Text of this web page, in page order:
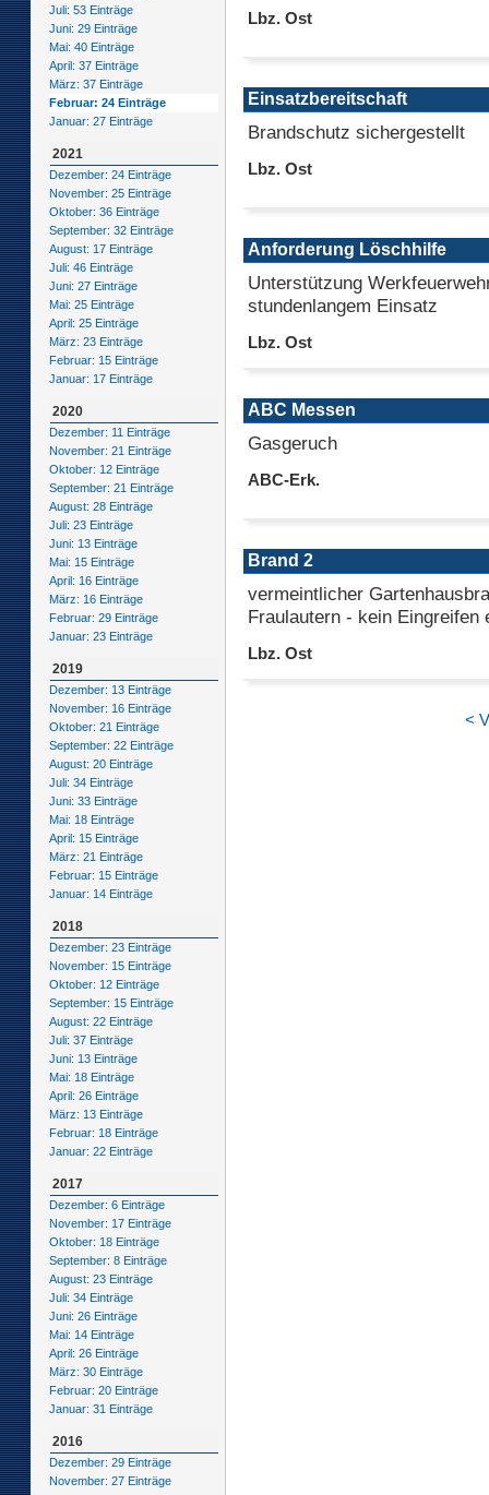
Juli: 53 Einträge
Juni: 29 Einträge
Mai: 40 Einträge
April: 37 Einträge
März: 37 Einträge
Februar: 24 Einträge
Januar: 27 Einträge
2021
Dezember: 24 Einträge
November: 25 Einträge
Oktober: 36 Einträge
September: 32 Einträge
August: 17 Einträge
Juli: 46 Einträge
Juni: 27 Einträge
Mai: 25 Einträge
April: 25 Einträge
März: 23 Einträge
Februar: 15 Einträge
Januar: 17 Einträge
2020
Dezember: 11 Einträge
November: 21 Einträge
Oktober: 12 Einträge
September: 21 Einträge
August: 28 Einträge
Juli: 23 Einträge
Juni: 13 Einträge
Mai: 15 Einträge
April: 16 Einträge
März: 16 Einträge
Februar: 29 Einträge
Januar: 23 Einträge
2019
Dezember: 13 Einträge
November: 16 Einträge
Oktober: 21 Einträge
September: 22 Einträge
August: 20 Einträge
Juli: 34 Einträge
Juni: 33 Einträge
Mai: 18 Einträge
April: 15 Einträge
März: 21 Einträge
Februar: 15 Einträge
Januar: 14 Einträge
2018
Dezember: 23 Einträge
November: 15 Einträge
Oktober: 12 Einträge
September: 15 Einträge
August: 22 Einträge
Juli: 37 Einträge
Juni: 13 Einträge
Mai: 18 Einträge
April: 26 Einträge
März: 13 Einträge
Februar: 18 Einträge
Januar: 22 Einträge
2017
Dezember: 6 Einträge
November: 17 Einträge
Oktober: 18 Einträge
September: 8 Einträge
August: 23 Einträge
Juli: 34 Einträge
Juni: 26 Einträge
Mai: 14 Einträge
April: 26 Einträge
März: 30 Einträge
Februar: 20 Einträge
Januar: 31 Einträge
2016
Dezember: 29 Einträge
November: 27 Einträge
Lbz. Ost
Einsatzbereitschaft
Brandschutz sichergestellt
Lbz. Ost
Anforderung Löschhilfe
Unterstützung
stundenlangem Einsatz
Lbz. Ost
ABC Messen
Gasgeruch
ABC-Erk.
Brand 2
vermeintlicher
Fraulautern - kein Eingreifen
Lbz. Ost
<